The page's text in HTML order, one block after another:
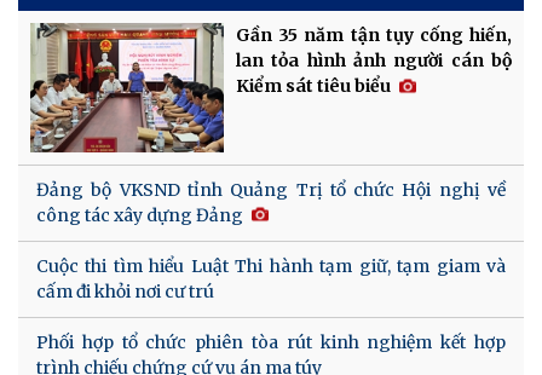
Gần 35 năm tận tụy cống hiến,
lan tỏa hình ảnh người cán bộ
Kiểm sát tiêu biểu
Đảng bộ VKSND tỉnh Quảng Trị tổ chức Hội nghị về
công tác xây dựng Đảng
Cuộc thi tìm hiểu Luật Thi hành tạm giữ, tạm giam và
cấm đi khỏi nơi cư trú
Phối hợp tổ chức phiên tòa rút kinh nghiệm kết hợp
trình chiếu chứng cứ vụ án ma túy